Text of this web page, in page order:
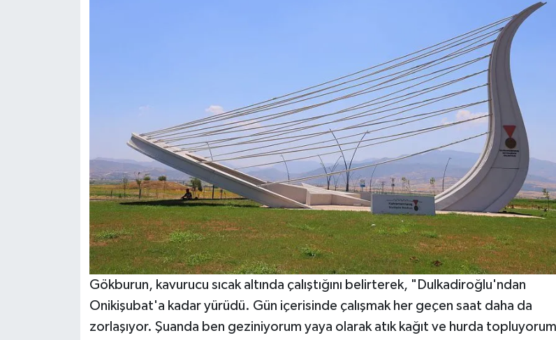
Gökburun, kavurucu sıcak altında çalıştığını belirterek, "Dulkadiroğlu'ndan
Onikişubat'a kadar yürüdü. Gün içerisinde çalışmak her geçen saat daha da
zorlaşıyor. Şuanda ben geziniyorum yaya olarak atık kağıt ve hurda